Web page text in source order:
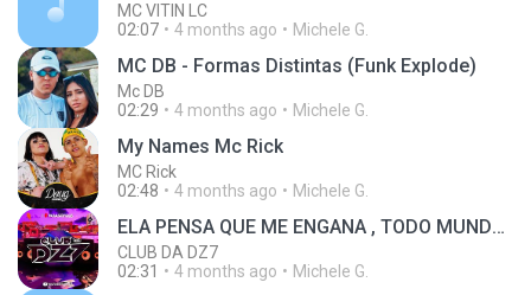
MC VITIN LC
02:07
4 months ago Michele G.
MC DB - Formas Distintas (Funk Explode)
Mc DB
02:29
4 months ago Michele G.
My Names Mc Rick
MC Rick
02:48
4 months ago Michele G.
ELA PENSA QUE ME ENGANA , TODO MUNDO TE CONHECE , NOVINHA SEM VERGONHA - MC LEVIN ( CLUB DA DZ7 )
CLUB DA DZ7
02:31
4 months ago Michele G.